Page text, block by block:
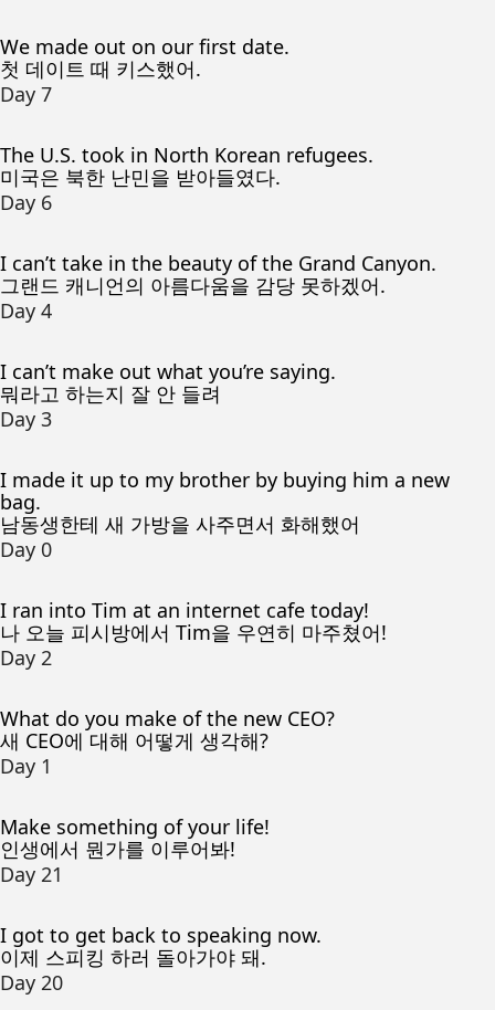
We made out on our first date.
첫 데이트 때 키스했어.
Day 7
The U.S. took in North Korean refugees.
미국은 북한 난민을 받아들였다.
Day 6
I can’t take in the beauty of the Grand Canyon.
그랜드 캐니언의 아름다움을 감당 못하겠어.
Day 4
I can’t make out what you’re saying.
뭐라고 하는지 잘 안 들려
Day 3
I made it up to my brother by buying him a new
bag.
남동생한테 새 가방을 사주면서 화해했어
Day 0
I ran into Tim at an internet cafe today!
나 오늘 피시방에서 Tim을 우연히 마주쳤어!
Day 2
What do you make of the new CEO?
새 CEO에 대해 어떻게 생각해?
Day 1
Make something of your life!
인생에서 뭔가를 이루어봐!
Day 21
I got to get back to speaking now.
이제 스피킹 하러 돌아가야 돼.
Day 20